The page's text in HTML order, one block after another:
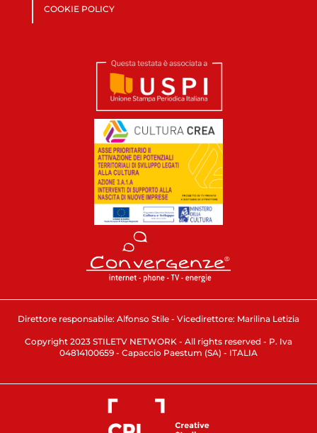
COOKIE POLICY
Direttore responsabile: Alfonso Stile - Vicedirettore: Marilina Letizia
Copyright 2023 STILETV NETWORK - All rights reserved - P. Iva
04814100659 - Capaccio Paestum (SA) - ITALIA